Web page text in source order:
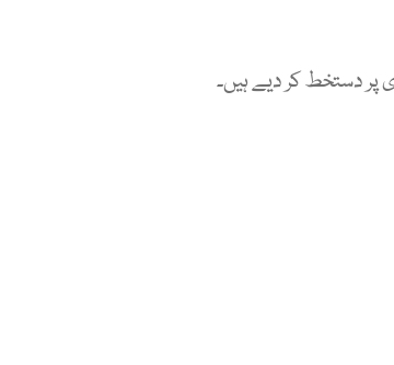
پر دستخط کر دیے ہیں۔